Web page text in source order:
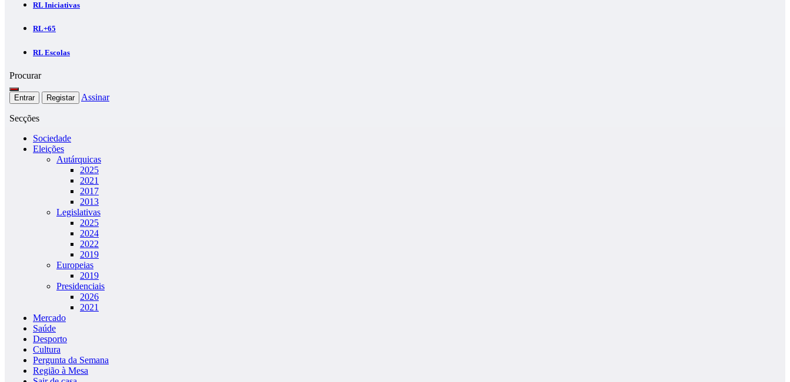
RL Iniciativas
RL+65
RL Escolas
Procurar
Entrar Registar Assinar
Secções
Sociedade
Eleições
Autárquicas
2025
2021
2017
2013
Legislativas
2025
2024
2022
2019
Europeias
2019
Presidenciais
2026
2021
Mercado
Saúde
Desporto
Cultura
Pergunta da Semana
Região à Mesa